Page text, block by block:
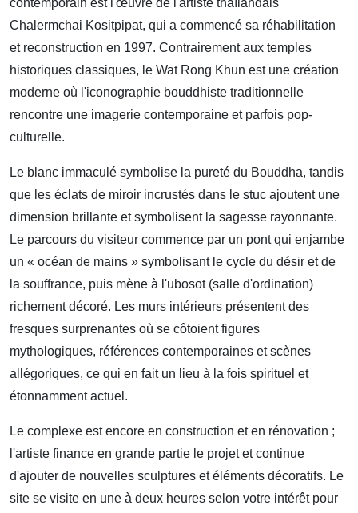
contemporain est l'œuvre de l'artiste thaïlandais
Chalermchai Kositpipat, qui a commencé sa réhabilitation
et reconstruction en 1997. Contrairement aux temples
historiques classiques, le Wat Rong Khun est une création
moderne où l'iconographie bouddhiste traditionnelle
rencontre une imagerie contemporaine et parfois pop-
culturelle.
Le blanc immaculé symbolise la pureté du Bouddha, tandis
que les éclats de miroir incrustés dans le stuc ajoutent une
dimension brillante et symbolisent la sagesse rayonnante.
Le parcours du visiteur commence par un pont qui enjambe
un « océan de mains » symbolisant le cycle du désir et de
la souffrance, puis mène à l'ubosot (salle d'ordination)
richement décoré. Les murs intérieurs présentent des
fresques surprenantes où se côtoient figures
mythologiques, références contemporaines et scènes
allégoriques, ce qui en fait un lieu à la fois spirituel et
étonnamment actuel.
Le complexe est encore en construction et en rénovation ;
l'artiste finance en grande partie le projet et continue
d'ajouter de nouvelles sculptures et éléments décoratifs. Le
site se visite en une à deux heures selon votre intérêt pour